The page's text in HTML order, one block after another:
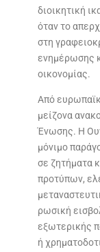
διοικητική
όταν το
στη
ενημέρωσης
οικονομίας.
Από
μείζονα
Ένωσης. Η
μόνιμο
σε ζητήματα
προτύπων,
ρωσική
εξωτερικής
ή